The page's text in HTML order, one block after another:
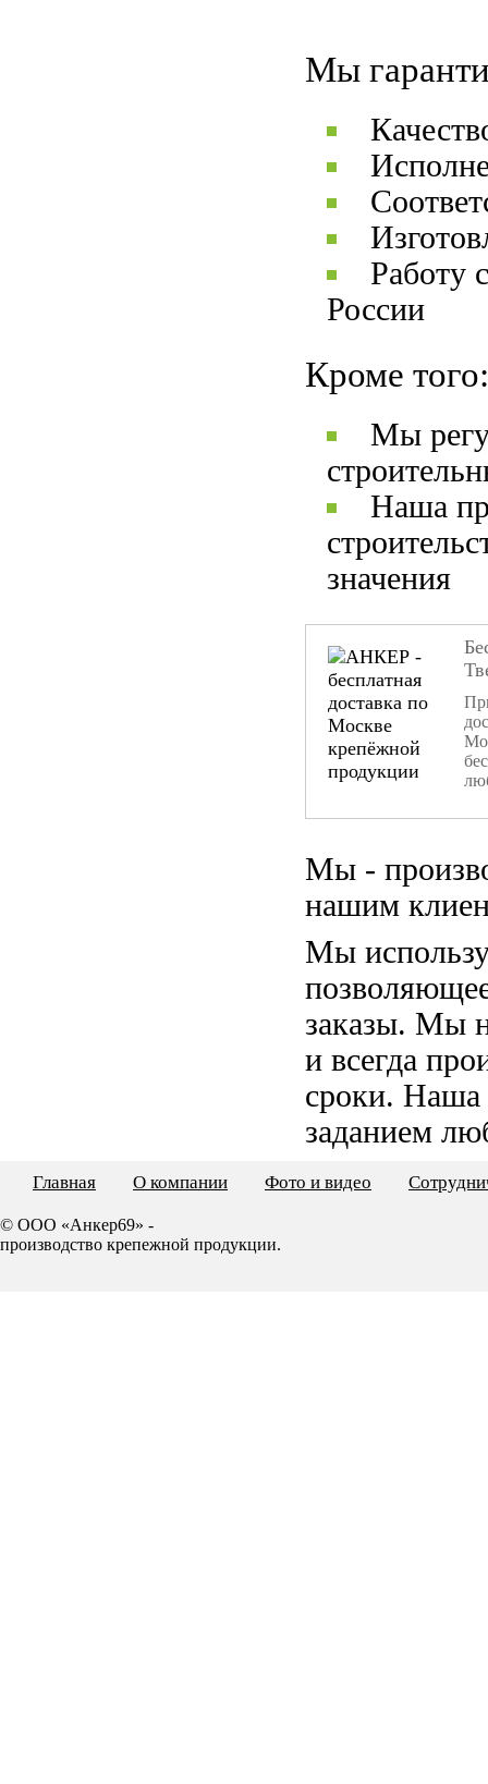
Мы
Работу
России
Кроме того:
Мы
Наша
значения
Мы -
нашим
Мы
заказы. Мы
и всегда
сроки. Наша
заданием
Главная О компании Фото и видео
© ООО «Анкер69» -
производство крепежной продукции.